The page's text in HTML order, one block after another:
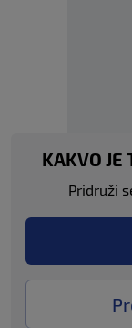
KAKVO JE
Pridruži